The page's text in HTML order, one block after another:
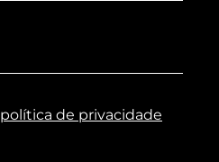
política de privacidade